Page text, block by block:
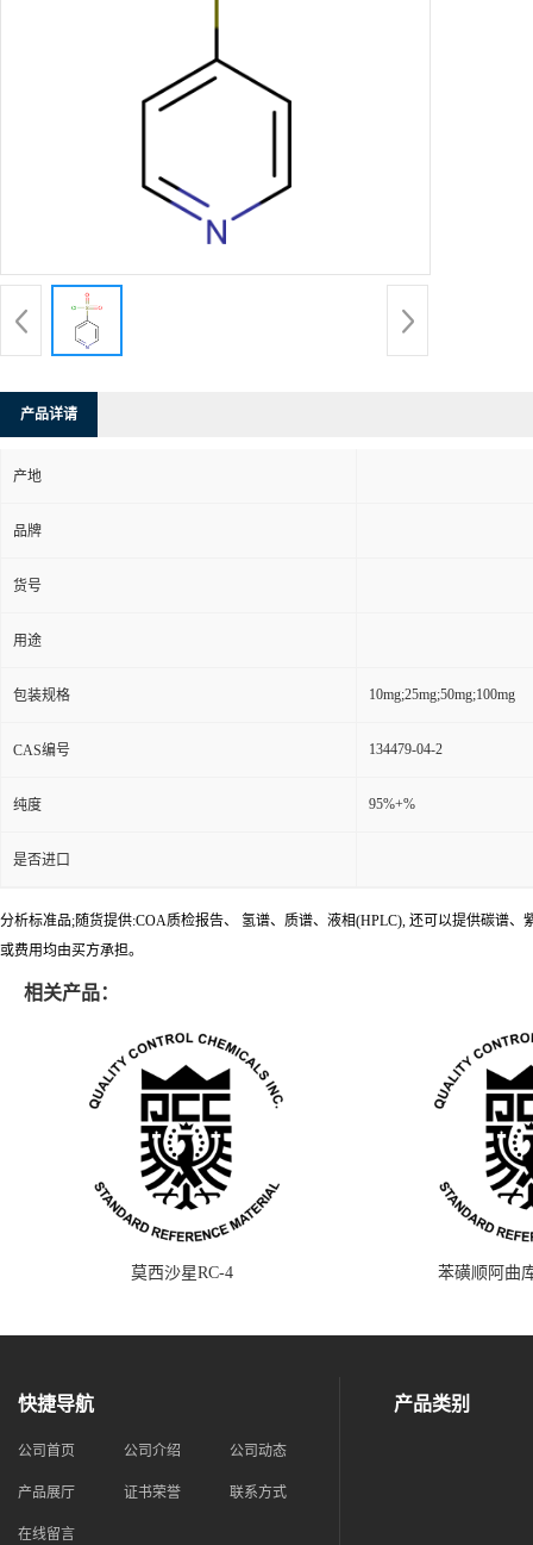
产品详请
产地
品牌
货号
用途
包装规格 10mg;25mg;50mg;100mg
CAS编号 134479-04-2
纯度 95%+%
是否进口
分析标准品;随货提供:COA质检报告、 氢谱、质谱、液相(HPLC), 还可以提供碳谱
或费用均由买方承担。
相关产品：
莫西沙星RC-4 苯磺顺阿曲
快捷导航
公司首页 公司介绍 公司动态
产品展厅 证书荣誉 联系方式
在线留言
产品类别